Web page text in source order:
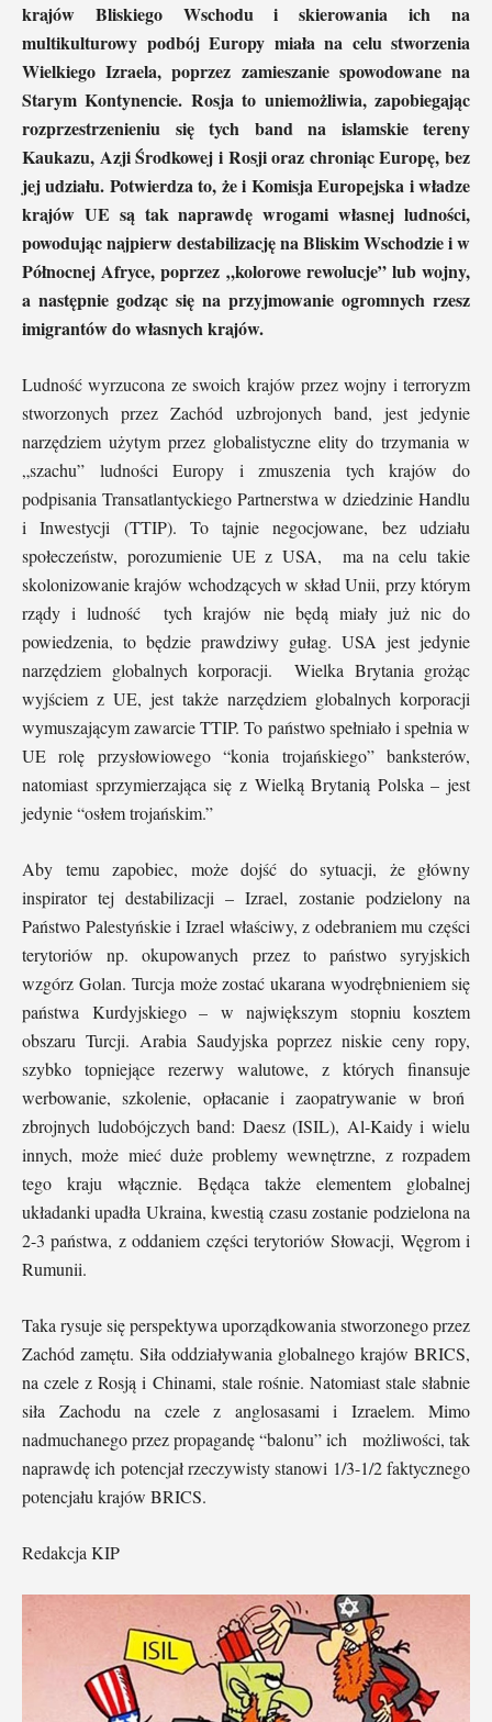
krajów Bliskiego Wschodu i skierowania ich na
multikulturowy podbój Europy miała na celu stworzenia
Wielkiego Izraela, poprzez zamieszanie spowodowane na
Starym Kontynencie. Rosja to uniemożliwia, zapobiegając
rozprzestrzenieniu się tych band na islamskie tereny
Kaukazu, Azji Środkowej i Rosji oraz chroniąc Europę, bez
jej udziału. Potwierdza to, że i Komisja Europejska i władze
krajów UE są tak naprawdę wrogami własnej ludności,
powodując najpierw destabilizację na Bliskim Wschodzie i w
Północnej Afryce, poprzez „kolorowe rewolucje” lub wojny,
a następnie godząc się na przyjmowanie ogromnych rzesz
imigrantów do własnych krajów.
Ludność wyrzucona ze swoich krajów przez wojny i terroryzm
stworzonych przez Zachód uzbrojonych band, jest jedynie
narzędziem użytym przez globalistyczne elity do trzymania w
„szachu” ludności Europy i zmuszenia tych krajów do
podpisania Transatlantyckiego Partnerstwa w dziedzinie Handlu
i Inwestycji (TTIP). To tajnie negocjowane, bez udziału
społeczeństw, porozumienie UE z USA, ma na celu takie
skolonizowanie krajów wchodzących w skład Unii, przy którym
rządy i ludność tych krajów nie będą miały już nic do
powiedzenia, to będzie prawdziwy gułag. USA jest jedynie
narzędziem globalnych korporacji.
Wielka Brytania grożąc
wyjściem z UE, jest także narzędziem globalnych korporacji
wymuszającym zawarcie TTIP. To państwo spełniało i spełnia w
UE rolę przysłowiowego “konia trojańskiego” banksterów,
natomiast sprzymierzająca się z Wielką Brytanią Polska – jest
jedynie “osłem trojańskim.”
Aby temu zapobiec, może dojść do sytuacji, że główny
inspirator tej destabilizacji – Izrael, zostanie podzielony na
Państwo Palestyńskie i Izrael właściwy, z odebraniem mu części
terytoriów np. okupowanych przez to państwo syryjskich
wzgórz Golan. Turcja może zostać ukarana wyodrębnieniem się
państwa Kurdyjskiego – w największym stopniu kosztem
obszaru Turcji. Arabia Saudyjska poprzez niskie ceny ropy,
szybko topniejące rezerwy walutowe, z których finansuje
werbowanie, szkolenie, opłacanie i zaopatrywanie w broń
zbrojnych ludobójczych band: Daesz (ISIL), Al-Kaidy i wielu
innych, może mieć duże problemy wewnętrzne, z rozpadem
tego kraju włącznie. Będąca także elementem globalnej
układanki upadła Ukraina, kwestią czasu zostanie podzielona na
2-3 państwa, z oddaniem części terytoriów Słowacji, Węgrom i
Rumunii.
Taka rysuje się perspektywa uporządkowania stworzonego przez
Zachód zamętu. Siła oddziaływania globalnego krajów BRICS,
na czele z Rosją i Chinami, stale rośnie. Natomiast stale słabnie
siła Zachodu na czele z anglosasami i Izraelem. Mimo
nadmuchanego przez propagandę “balonu” ich możliwości, tak
naprawdę ich potencjał rzeczywisty stanowi 1/3-1/2 faktycznego
potencjału krajów BRICS.
Redakcja KIP